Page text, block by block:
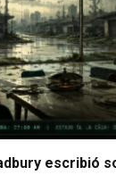
escribió